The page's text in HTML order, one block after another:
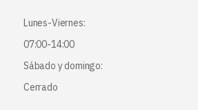
Lunes-Viernes:
07:00-14:00
Sábado y domingo:
Cerrado